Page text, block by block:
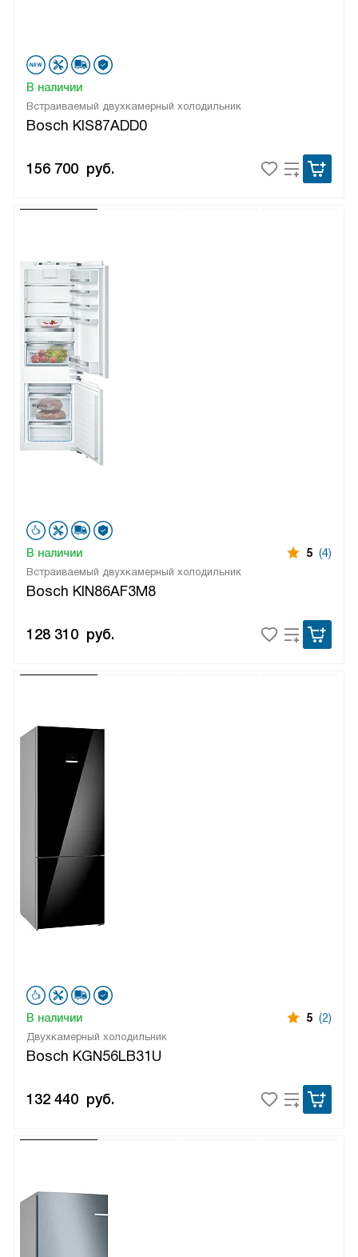
Встраиваемый двухкамерный холодильник
Bosch KIS87ADD0
В наличии
156 700 руб.
Встраиваемый двухкамерный холодильник
Bosch KIN86AF3M8
В наличии 5 (4)
128 310 руб.
Двухкамерный холодильник
Bosch KGN56LB31U
В наличии 5 (2)
132 440 руб.